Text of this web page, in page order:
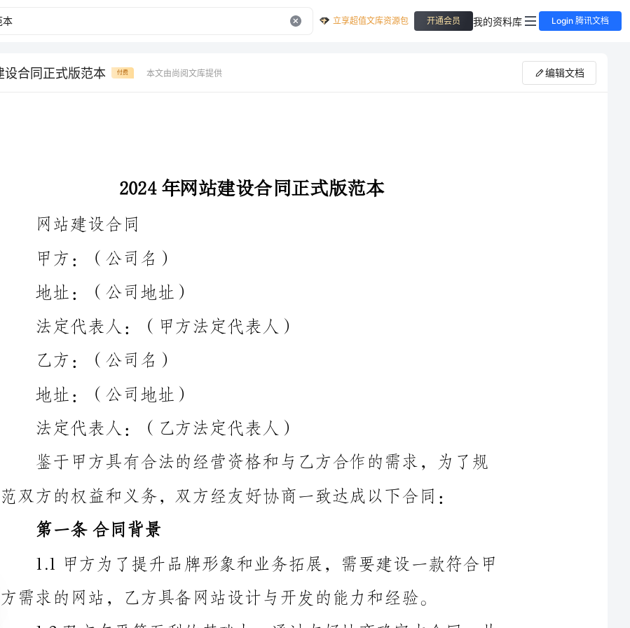
立享超值文库资源包 开通会员 我的资料库 Login 腾讯文档
设合同正式版范本 付费 本文由尚阅文库提供 编辑文档
第二条项目要求
2.1乙方负责根据甲方要求，设计和开发一款符合甲方定位、
地址：（公司地址）
法定代表人：（甲方法定代表人）
乙方：（公司名）
地址：（公司地址）
第一条合同背景
1.1甲方为了提升品牌形象和业务拓展，需要建设一款符合甲
1.2双方在平等互利的基础上，通过友好协商确定本合同，共